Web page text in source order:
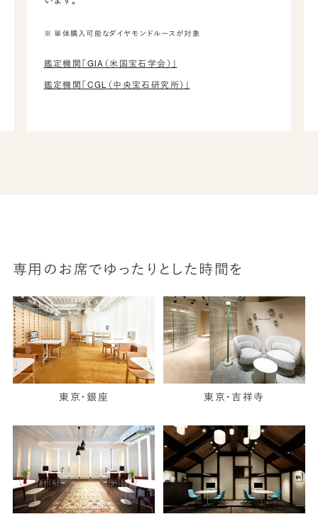
※ 単体購入可能なダイヤモンドルースが対象
鑑定機関「GIA（米国宝石学会）」
鑑定機関「CGL（中央宝石研究所）」
専用のお席でゆったりとした時間を
東京・銀座 東京・吉祥寺